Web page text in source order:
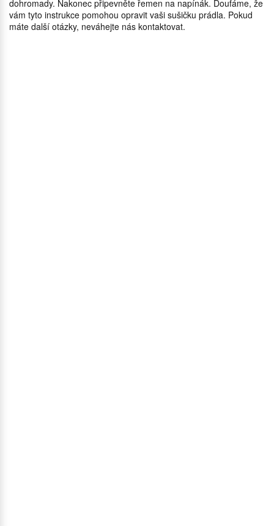
dohromady. Nakonec připevněte řemen na napínák. Doufáme, že
vám tyto instrukce pomohou opravit vaši sušičku prádla. Pokud
máte další otázky, neváhejte nás kontaktovat.